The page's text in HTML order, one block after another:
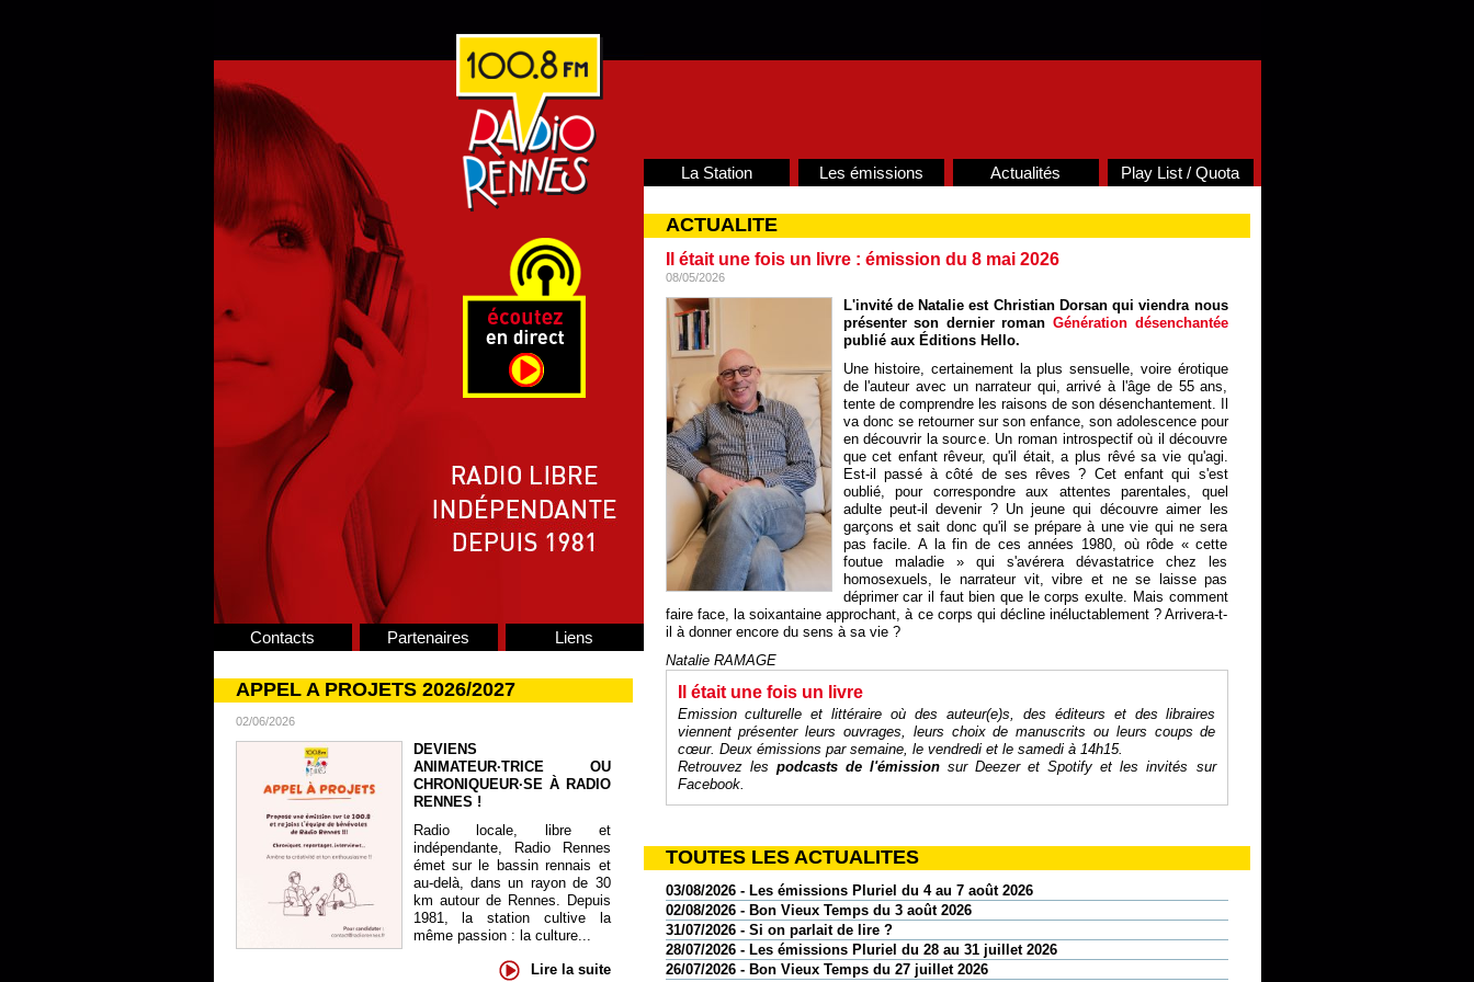
Contacts Partenaires Liens
APPEL A PROJETS 2026/2027
02/06/2026
DEVIENS
ANIMATEUR·TRICE OU
CHRONIQUEUR·SE À RADIO
RENNES !
Radio locale, libre et
indépendante, Radio Rennes
émet sur le bassin rennais et
au-delà, dans un rayon de 30
km autour de Rennes. Depuis
1981, la station cultive la
même passion : la culture...
Lire la suite
La Station Les émissions Actualités Play List / Quota
ACTUALITE
Il était une fois un livre : émission du 8 mai 2026
08/05/2026
L'invité de Natalie est Christian Dorsan qui viendra nous
présenter son dernier roman Génération désenchantée
publié aux Éditions Hello.
Une histoire, certainement la plus sensuelle, voire érotique
de l'auteur avec un narrateur qui, arrivé à l'âge de 55 ans,
tente de comprendre les raisons de son désenchantement. Il
va donc se retourner sur son enfance, son adolescence pour
en découvrir la source. Un roman introspectif où il découvre
que cet enfant rêveur, qu'il était, a plus rêvé sa vie qu'agi.
Est-il passé à côté de ses rêves ? Cet enfant qui s'est
oublié, pour correspondre aux attentes parentales, quel
adulte peut-il devenir ? Un jeune qui découvre aimer les
garçons et sait donc qu'il se prépare à une vie qui ne sera
pas facile. A la fin de ces années 1980, où rôde « cette
foutue maladie » qui s'avérera dévastatrice chez les
homosexuels, le narrateur vit, vibre et ne se laisse pas
déprimer car il faut bien que le corps exulte. Mais comment
faire face, la soixantaine approchant, à ce corps qui décline inéluctablement ? Arrivera-t-
il à donner encore du sens à sa vie ?
Natalie RAMAGE
Il était une fois un livre
Emission culturelle et littéraire où des auteur(e)s, des éditeurs et des libraires
viennent présenter leurs ouvrages, leurs choix de manuscrits ou leurs coups de
cœur. Deux émissions par semaine, le vendredi et le samedi à 14h15.
Retrouvez les podcasts de l'émissionsurDeezeretSpotify et les invités sur
Facebook.
TOUTES LES ACTUALITES
03/08/2026 - Les émissions Pluriel du 4 au 7 août 2026
02/08/2026 - Bon Vieux Temps du 3 août 2026
31/07/2026 - Si on parlait de lire ?
28/07/2026 - Les émissions Pluriel du 28 au 31 juillet 2026
26/07/2026 - Bon Vieux Temps du 27 juillet 2026